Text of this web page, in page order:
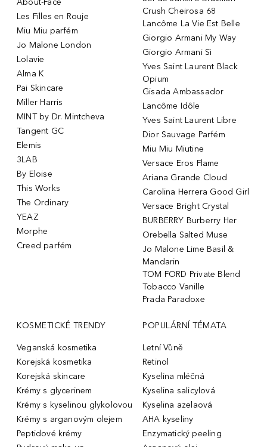
About-Face
Les Filles en Rouje
Miu Miu parfém
Jo Malone London
Lolavie
Alma K
Pai Skincare
Miller Harris
MINT by Dr. Mintcheva
Tangent GC
Elemis
3LAB
By Eloise
This Works
The Ordinary
YEAZ
Morphe
Creed parfém
Crush Cheirosa 68
Lancôme La Vie Est Belle
Giorgio Armani My Way
Giorgio Armani Sì
Yves Saint Laurent Black
Opium
Gisada Ambassador
Lancôme Idôle
Yves Saint Laurent Libre
Dior Sauvage Parfém
Miu Miu Miutine
Versace Eros Flame
Ariana Grande Cloud
Carolina Herrera Good Girl
Versace Bright Crystal
BURBERRY Burberry Her
Orebella Salted Muse
Jo Malone Lime Basil &
Mandarin
TOM FORD Private Blend
Tobacco Vanille
Prada Paradoxe
KOSMETICKÉ TRENDY
Veganská kosmetika
Korejská kosmetika
Korejská skincare
Krémy s glycerinem
Krémy s kyselinou glykolovou
Krémy s arganovým olejem
Peptidové krémy
POPULÁRNÍ TÉMATA
Letní Vůně
Retinol
Kyselina mléčná
Kyselina salicylová
Kyselina azelaová
AHA kyseliny
Enzymatický peeling